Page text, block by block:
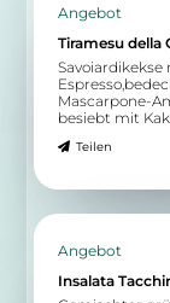
Angebot
Tiramesu della
Savoiardikekse
Mascarpone-
besiebt mit
Teilen
Angebot
Insalata